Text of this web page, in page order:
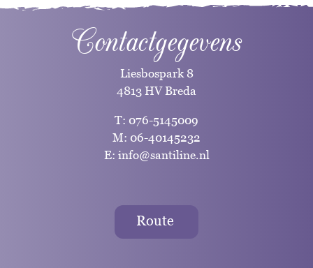
Contactgegevens
Liesbospark 8
4813 HV Breda
T: 076-5145009
M: 06-40145232
E: info@santiline.nl
Route